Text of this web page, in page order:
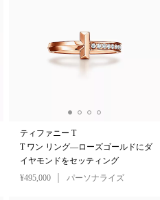
ティファニー T
T ワン リング—ローズゴールドにダ
イヤモンドをセッティング
¥495,000
パーソナライズ